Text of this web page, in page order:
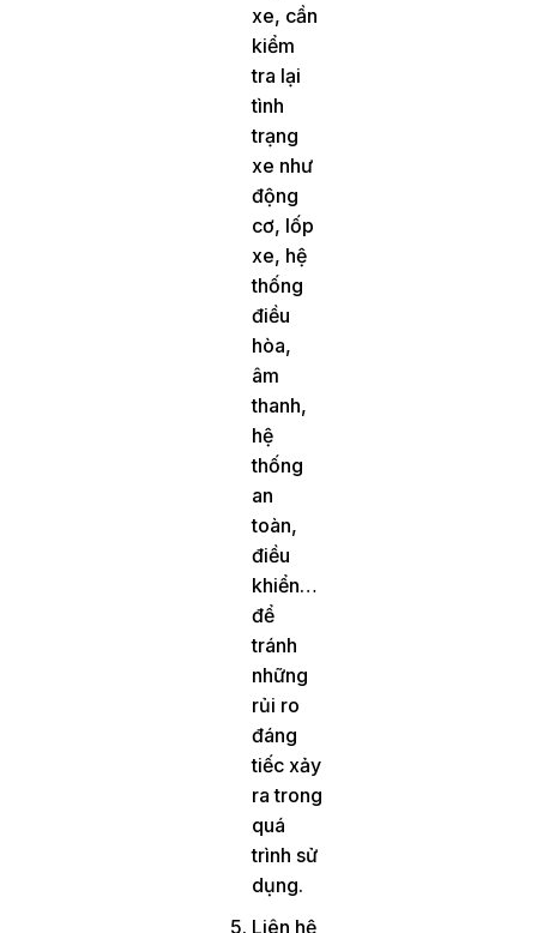
xe, cần
kiểm
tra lại
tình
trạng
xe như
động
cơ, lốp
xe, hệ
thống
điều
hòa,
âm
thanh,
hệ
thống
an
toàn,
điều
khiển…
để
tránh
những
rủi ro
đáng
tiếc xảy
ra trong
quá
trình sử
dụng.
Liên hệ